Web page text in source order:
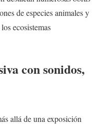
de especies animales y
ecosistemas
con sonidos,
allá de una exposición